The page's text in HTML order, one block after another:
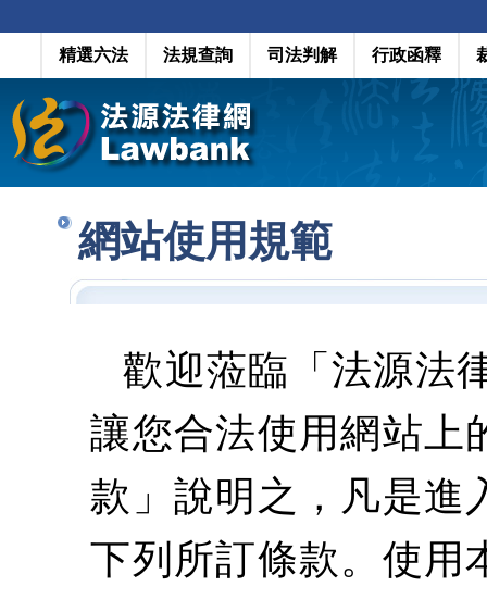
精選六法 法規查詢 司法判解 行政函釋
網站使用規範
歡迎蒞臨「法源法
讓您合法使用網站上
款」說明之，凡是進
下列所訂條款。使用